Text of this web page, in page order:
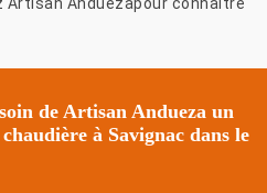
Artisan Anduezapour connaitre
de Artisan Andueza un
à Savignac dans le